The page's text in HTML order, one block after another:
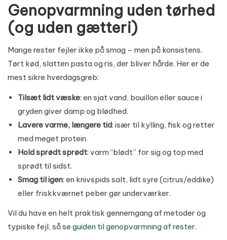
Genopvarmning uden tørhed
(og uden gætteri)
Mange rester fejler ikke på smag – men på konsistens.
Tørt kød, slatten pasta og ris, der bliver hårde. Her er de
mest sikre hverdagsgreb:
Tilsæt lidt væske: en sjat vand, bouillon eller sauce i
gryden giver damp og blødhed.
Lavere varme, længere tid: især til kylling, fisk og retter
med meget protein.
Hold sprødt sprødt: varm “blødt” for sig og top med
sprødt til sidst.
Smag til igen: en knivspids salt, lidt syre (citrus/eddike)
eller friskkværnet peber gør underværker.
Vil du have en helt praktisk gennemgang af metoder og
typiske fejl, så se guiden til genopvarmning af rester.